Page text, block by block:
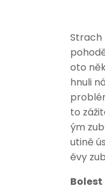
Strach
oto
hnuli
to
ým
utině
ěvy
Bolest